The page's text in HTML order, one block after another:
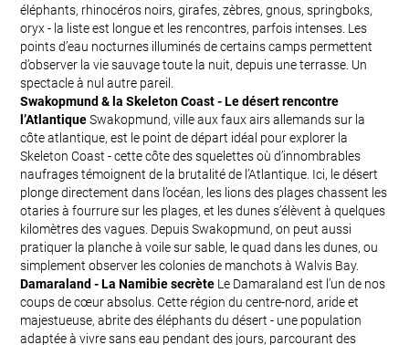
éléphants, rhinocéros noirs, girafes, zèbres, gnous, springboks,
oryx - la liste est longue et les rencontres, parfois intenses. Les
points d’eau nocturnes illuminés de certains camps permettent
d’observer la vie sauvage toute la nuit, depuis une terrasse. Un
spectacle à nul autre pareil.
Swakopmund & la Skeleton Coast - Le désert rencontre
l’AtlantiqueSwakopmund, ville aux faux airs allemands sur la
côte atlantique, est le point de départ idéal pour explorer la
Skeleton Coast - cette côte des squelettes où d’innombrables
naufrages témoignent de la brutalité de l’Atlantique. Ici, le désert
plonge directement dans l’océan, les lions des plages chassent les
otaries à fourrure sur les plages, et les dunes s’élèvent à quelques
kilomètres des vagues. Depuis Swakopmund, on peut aussi
pratiquer la planche à voile sur sable, le quad dans les dunes, ou
simplement observer les colonies de manchots à Walvis Bay.
Damaraland - La Namibie secrète Le Damaraland est l’un de nos
coups de cœur absolus. Cette région du centre-nord, aride et
majestueuse, abrite des éléphants du désert - une population
adaptée à vivre sans eau pendant des jours, parcourant des